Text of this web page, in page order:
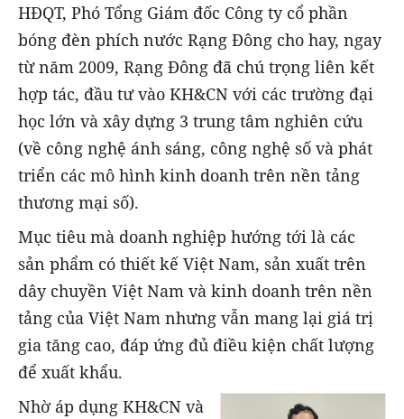
HĐQT, Phó Tổng Giám đốc Công ty cổ phần
bóng đèn phích nước Rạng Đông cho hay, ngay
từ năm 2009, Rạng Đông đã chú trọng liên kết
hợp tác, đầu tư vào KH&CN với các trường đại
học lớn và xây dựng 3 trung tâm nghiên cứu
(về công nghệ ánh sáng, công nghệ số và phát
triển các mô hình kinh doanh trên nền tảng
thương mại số).
Mục tiêu mà doanh nghiệp hướng tới là các
sản phẩm có thiết kế Việt Nam, sản xuất trên
dây chuyền Việt Nam và kinh doanh trên nền
tảng của Việt Nam nhưng vẫn mang lại giá trị
gia tăng cao, đáp ứng đủ điều kiện chất lượng
để xuất khẩu.
Nhờ áp dụng KH&CN và